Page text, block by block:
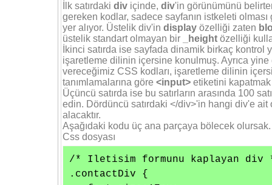
İlk satırdaki div içinde, div'in görünümünü
gereken kodlar, sadece sayfanın istkeleti
yer alıyor. Üstelik div'in display özelliği zaten
üstelik standart olmayan bir
_height özelliği
İkinci satırda ise sayfada dinamik birkaç kontrol
işaretleme dilinin içersine konulmuş. Ayrıca yine
vereceğimiz CSS kodları, işaretleme dilinin
tanımlamalarına göre <input> etiketini
Üçüncü satırda ise bu satırların arasında 100
edin. Dördüncü satırdaki </div>'in hangi div'e
alacaktır.
Aşağıdaki kodu üç ana parçaya bölecek olursak.
Css dosyası
/* Iletisim formunu kaplayan div
.contactDiv {